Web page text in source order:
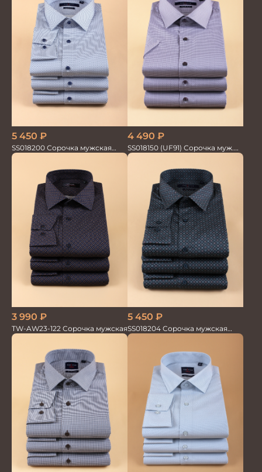
5 450 ₽
SS018200 Сорочка мужская
GROSTYLE PRIME
4 490 ₽
SS018150 (UF91) Сорочка муж.
кр.рук. GROSTYLE PRIME
3 990 ₽
TW-AW23-122 Сорочка мужская
5 450 ₽
SS018204 Сорочка мужская
GROSTYLE PRIME